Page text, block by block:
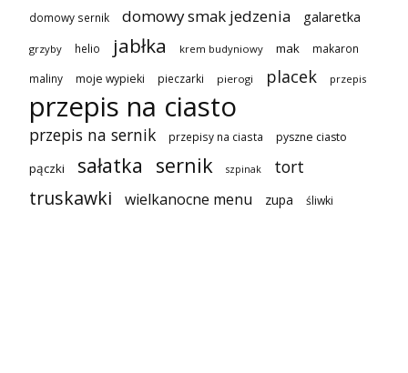
domowy sernik domowy smak jedzenia galaretka
grzyby helio jabłka krem budyniowy mak makaron
maliny moje wypieki pieczarki pierogi placek przepis
przepis na ciasto
przepis na sernik przepisy na ciasta pyszne ciasto
pączki sałatka sernik szpinak tort
truskawki wielkanocne menu zupa śliwki